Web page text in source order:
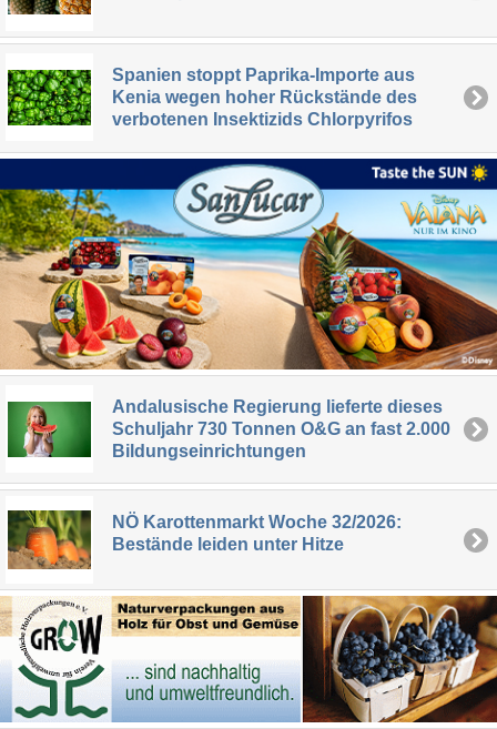
Spanien stoppt Paprika-Importe aus
Kenia wegen hoher Rückstände des
verbotenen Insektizids Chlorpyrifos
Andalusische Regierung lieferte dieses
Schuljahr 730 Tonnen O&G an fast 2.000
Bildungseinrichtungen
NÖ Karottenmarkt Woche 32/2026:
Bestände leiden unter Hitze